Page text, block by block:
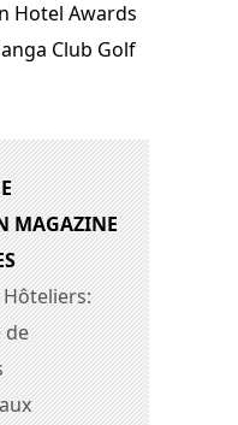
Hotel Awards
Club Golf
MAGAZINE
Hôteliers:
de